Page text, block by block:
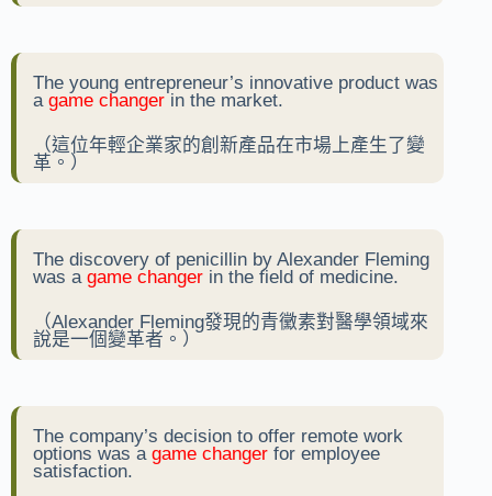
The young entrepreneur’s innovative product was
a game changerin the market.
（這位年輕企業家的創新產品在市場上產生了變
革。）
The discovery of penicillin by Alexander Fleming
was a game changer in the field of medicine.
（Alexander Fleming發現的青黴素對醫學領域來
說是一個變革者。）
The company’s decision to offer remote work
options was a game changer for employee
satisfaction.